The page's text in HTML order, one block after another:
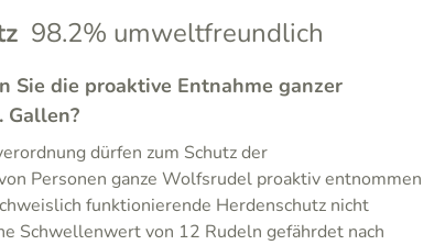
98.2% umweltfreundlich
Sie die proaktive Entnahme ganzer
Gallen?
dürfen zum Schutz der
Personen ganze Wolfsrudel proaktiv entnommen
funktionierende Herdenschutz nicht
Schwellenwert von 12 Rudeln gefährdet nach